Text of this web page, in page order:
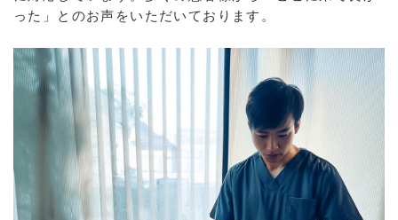
った」とのお声をいただいております。